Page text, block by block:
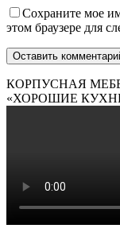
Сохраните мое
этом браузере для
КОРПУСНАЯ
«ХОРОШИЕ